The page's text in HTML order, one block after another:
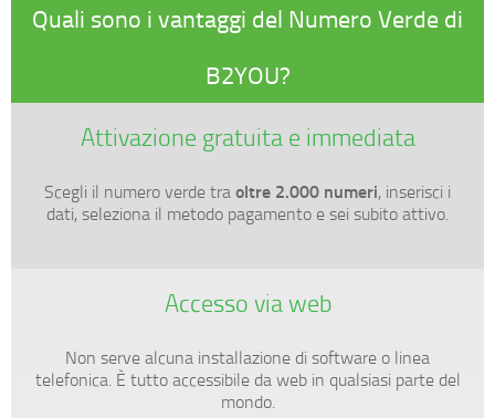
Quali sono i vantaggi del Numero Verde di
B2YOU?
Attivazione gratuita e immediata
Scegli il numero verde traoltre 2.000 numeri, inserisci i
dati, seleziona il metodo pagamento e sei subito attivo.
Accesso via web
Non serve alcuna installazione di software o linea
telefonica. È tutto accessibile da web in qualsiasi parte del
mondo.